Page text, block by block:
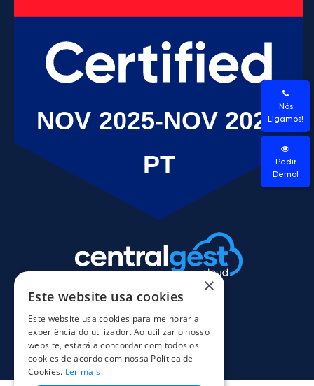
Nós
Ligamos!
Pedir
Demo!
×
Este website usa cookies
Este website usa cookies para melhorar a
experiência do utilizador. Ao utilizar o nosso
website, estará a concordar com todos os
cookies de acordo com nossa Política de
Cookies. Ler mais